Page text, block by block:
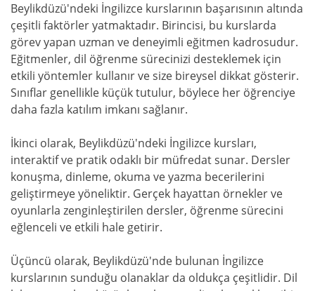
Beylikdüzü'ndeki İngilizce kurslarının başarısının altında
çeşitli faktörler yatmaktadır. Birincisi, bu kurslarda
görev yapan uzman ve deneyimli eğitmen kadrosudur.
Eğitmenler, dil öğrenme sürecinizi desteklemek için
etkili yöntemler kullanır ve size bireysel dikkat gösterir.
Sınıflar genellikle küçük tutulur, böylece her öğrenciye
daha fazla katılım imkanı sağlanır.
İkinci olarak, Beylikdüzü'ndeki İngilizce kursları,
interaktif ve pratik odaklı bir müfredat sunar. Dersler
konuşma, dinleme, okuma ve yazma becerilerini
geliştirmeye yöneliktir. Gerçek hayattan örnekler ve
oyunlarla zenginleştirilen dersler, öğrenme sürecini
eğlenceli ve etkili hale getirir.
Üçüncü olarak, Beylikdüzü'nde bulunan İngilizce
kurslarının sunduğu olanaklar da oldukça çeşitlidir. Dil